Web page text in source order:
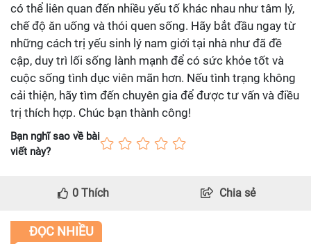
có thể liên quan đến nhiều yếu tố khác nhau như tâm lý,
chế độ ăn uống và thói quen sống. Hãy bắt đầu ngay từ
những cách trị yếu sinh lý nam giới tại nhà như đã đề
cập, duy trì lối sống lành mạnh để có sức khỏe tốt và
cuộc sống tình dục viên mãn hơn. Nếu tình trạng không
cải thiện, hãy tìm đến chuyên gia để được tư vấn và điều
trị thích hợp. Chúc bạn thành công!
Bạn nghĩ sao về bài
viết này?
0 Thích Chia sẻ
ĐỌC NHIỀU